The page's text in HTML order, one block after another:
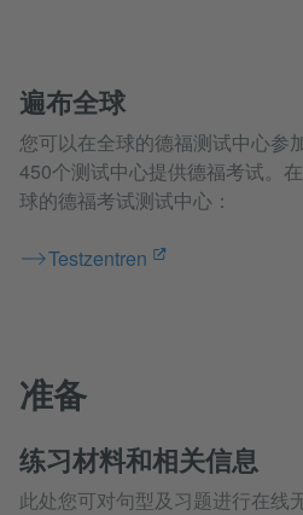
遍布全球
您可以在全球的德福测试中心参
450个测试中心提供德福考试。
球的德福考试测试中心：
Testzentren
准备
练习材料和相关信息
此处您可对句型及习题进行在线